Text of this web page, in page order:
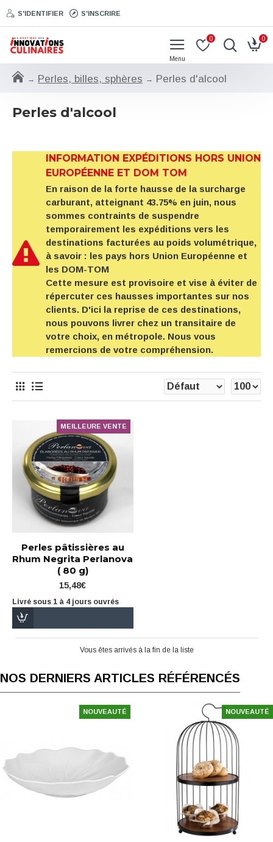
S'IDENTIFIER S'INSCRIRE
0 0
Perles, billes, sphères Perles d'alcool
Perles d'alcool
INFORMATION EXPÉDITIONS HORS UNION
EUROPÉENNE ET DOM TOM
En raison de la forte hausse de la surcharge
carburant, atteignant 43.75% en juin, nous
sommes contraints de suspendre
temporairement les expéditions vers les
destinations facturées au poids volumétrique,
à savoir : les pays hors Union Européenne et
les DOM-TOM
Cette mesure est provisoire et vise à éviter de
répercuter ces hausses importantes sur nos
clients. D'ici la reprise de ces destinations,
nous pouvons livrer chez un transitaire de
votre choix, en métropole. Nous vous
remercions de votre compréhension.
MEILLEURE VENTE
Perles pâtissières au
Rhum Negrita Perlanova
( 80 g)
15,48€
Livré sous 1 à 4 jours ouvrés
Vous êtes arrivés à la fin de la liste
NOS DERNIERS ARTICLES RÉFÉRENCÉS
NOUVEAUTÉ NOUVEAUTÉ